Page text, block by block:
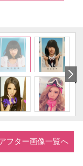
フター画像一覧へ